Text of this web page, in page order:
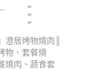
澄居烤物燒肉║
物、套餐燒
燒肉、蔬食套